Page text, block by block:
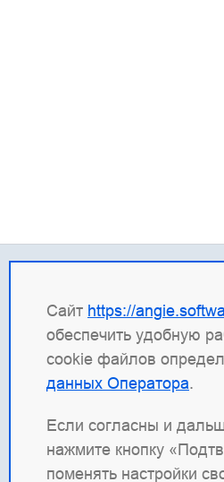
Сайт https://
обеспечить удобную
cookie файлов
данных Оператора.
Если согласны и
нажмите кнопку
поменять настройки
Контакты
+7 (495) 120 50
info@wbsrv.ru
Новости в TG
Angie Software